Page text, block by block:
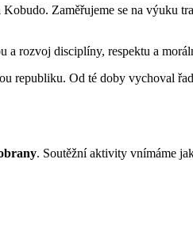
Zaměřujeme se na výuku
a rozvoj disciplíny, respektu a
republiku. Od té doby vychoval
. Soutěžní aktivity vnímáme